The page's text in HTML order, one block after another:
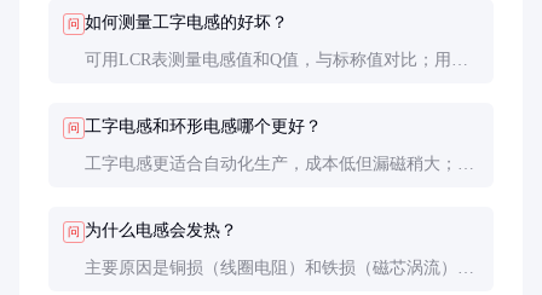
问 如何测量工字电感的好坏？
可用LCR表测量电感值和Q值，与标称值对比；用万
问 工字电感和环形电感哪个更好？
工字电感更适合自动化生产，成本低但漏磁稍大；环
问 为什么电感会发热？
主要原因是铜损（线圈电阻）和铁损（磁芯涡流）。